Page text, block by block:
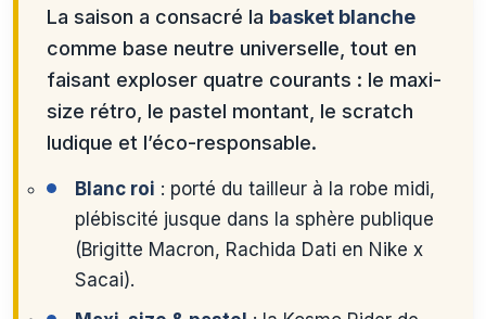
La saison a consacré la basket blanche
comme base neutre universelle, tout en
faisant exploser quatre courants : le maxi-
size rétro, le pastel montant, le scratch
ludique et l’éco-responsable.
Blanc roi : porté du tailleur à la robe midi,
plébiscité jusque dans la sphère publique
(Brigitte Macron, Rachida Dati en Nike x
Sacai).